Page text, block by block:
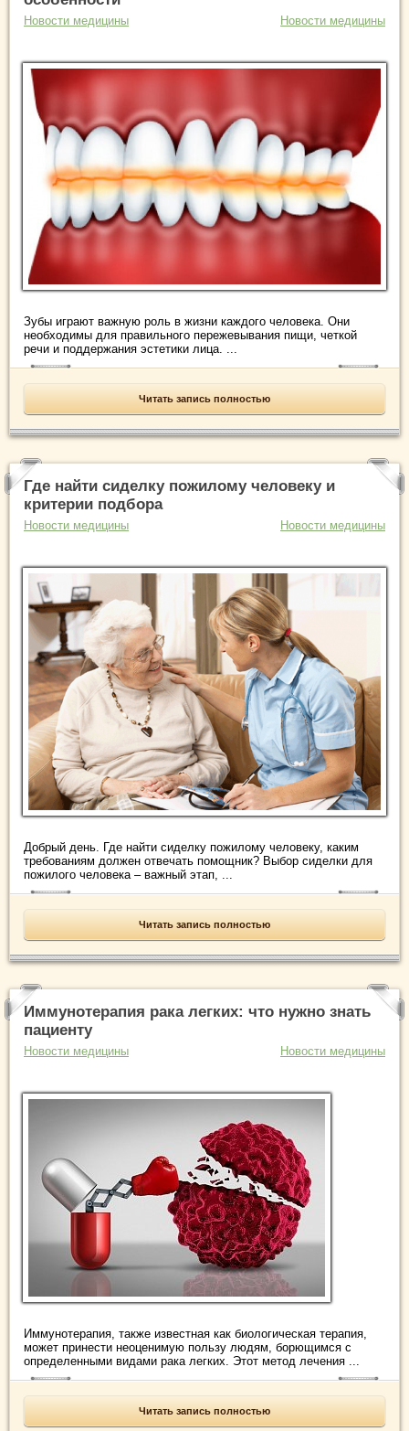
Новости медицины Новости медицины
Зубы играют важную роль в жизни каждого человека. Они
необходимы для правильного пережевывания пищи, четкой
речи и поддержания эстетики лица. ...
Читать запись полностью
Где найти сиделку пожилому человеку и
критерии подбора
Новости медицины Новости медицины
Добрый день. Где найти сиделку пожилому человеку, каким
требованиям должен отвечать помощник? Выбор сиделки для
пожилого человека – важный этап, ...
Читать запись полностью
Иммунотерапия рака легких: что нужно знать
пациенту
Новости медицины Новости медицины
Иммунотерапия, также известная как биологическая терапия,
может принести неоценимую пользу людям, борющимся с
определенными видами рака легких. Этот метод лечения ...
Читать запись полностью